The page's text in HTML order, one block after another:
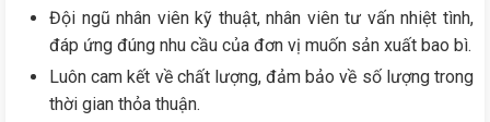
Đội ngũ nhân viên kỹ thuật, nhân viên tư vấn nhiệt tình,
đáp ứng đúng nhu cầu của đơn vị muốn sản xuất bao bì.
Luôn cam kết về chất lượng, đảm bảo về số lượng trong
thời gian thỏa thuận.